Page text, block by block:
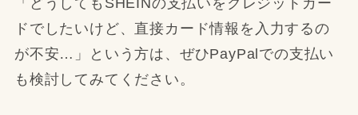
「どうしてもSHEINの支払いをクレジットカー
ドでしたいけど、直接カード情報を入力するの
が不安…」という方は、ぜひPayPalでの支払い
も検討してみてください。